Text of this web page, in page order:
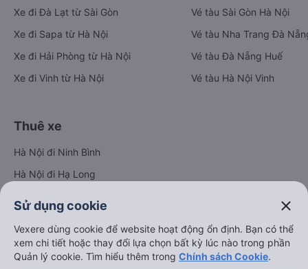
Xe đi Đà Lạt từ Sài Gòn
Xe đi Sapa từ Hà Nội
Xe đi Hải Phòng từ Hà Nội
Xe đi Vinh từ Hà Nội
Vé tàu Sài Gòn Hà Nội
Vé tàu Nha Trang Đà
Vé tàu Đà Nẵng Huế
Vé tàu Hà Nội Vinh
Thuê xe
Hà Nội đi Ninh Bình
Hà Nội đi Hạ Long
Đà Nẵng đi Hội An
Đà Nẵng đi Huế
Sử dụng cookie close
Vexere dùng cookie để website hoạt động ổn định. Bạn có thể
xem chi tiết hoặc thay đổi lựa chọn bất kỳ lúc nào trong phần
Quản lý cookie. Tìm hiểu thêm trong Chính sách Cookie.